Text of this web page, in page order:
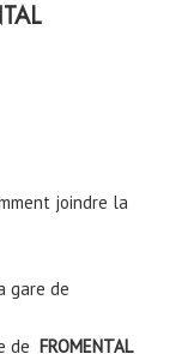
joindre la
gare de
de FROMENTAL